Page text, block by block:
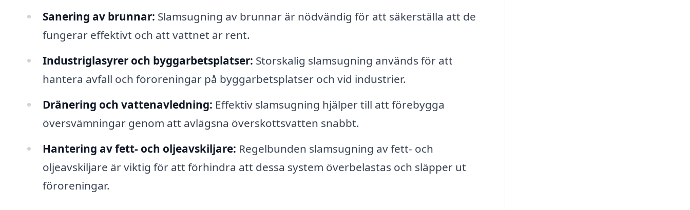
Sanering av brunnar: Slamsugning av brunnar är nödvändig för att säkerställa att de
fungerar effektivt och att vattnet är rent.
Industriglasyrer och byggarbetsplatser: Storskalig slamsugning används för att
hantera avfall och föroreningar på byggarbetsplatser och vid industrier.
Dränering och vattenavledning: Effektiv slamsugning hjälper till att förebygga
översvämningar genom att avlägsna överskottsvatten snabbt.
Hantering av fett- och oljeavskiljare: Regelbunden slamsugning av fett- och
oljeavskiljare är viktig för att förhindra att dessa system överbelastas och släpper ut
föroreningar.